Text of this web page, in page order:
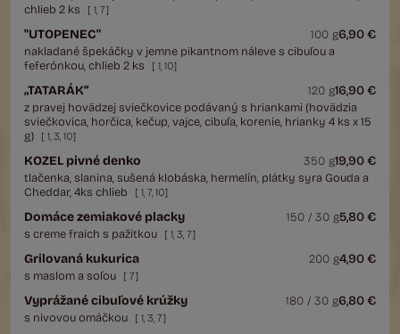
chlieb 2 ks
[ 1, 7]
"UTOPENEC" 100 g6,90 €
nakladané špekáčky v jemne pikantnom náleve s cibuľou a
feferónkou, chlieb 2 ks
[ 1, 10]
„TATARÁK“ 120 g16,90 €
z pravej hovädzej sviečkovice podávaný s hriankami (hovädzia
sviečkovica, horčica, kečup, vajce, cibuľa, korenie, hrianky 4 ks x 15
g)
[ 1, 3, 10]
KOZEL pivné denko 350 g19,90 €
tlačenka, slanina, sušená klobáska, hermelín, plátky syra Gouda a
Cheddar, 4ks chlieb
[ 1, 7, 10]
Domáce zemiakové placky 150 / 30 g5,80 €
s creme fraich s pažitkou [ 1, 3, 7]
Grilovaná kukurica 200 g4,90 €
s maslom a soľou [ 7]
Vyprážané cibuľové krúžky 180 / 30 g6,80 €
s nivovou omáčkou [ 1, 3, 7]